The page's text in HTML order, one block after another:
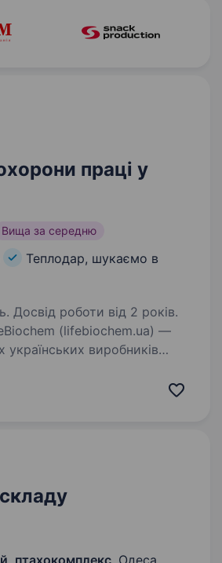
праці у
Вища за середню
Теплодар, шукаємо в
Досвід роботи від 2 років.
українських виробників
включає в себе:
птахокомплекс , Одеса,